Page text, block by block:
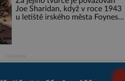
věkem jako kdyby se paměť
rozhodla stávkovat. Cvičte
Joe Sharidan, když v roce 1943
u letiště irského města Foynes